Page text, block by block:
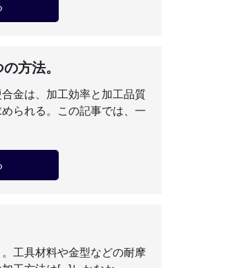
方法。
金は、加工効率と加工品質
られる。この記事では、一
工具材料や金型などの耐摩